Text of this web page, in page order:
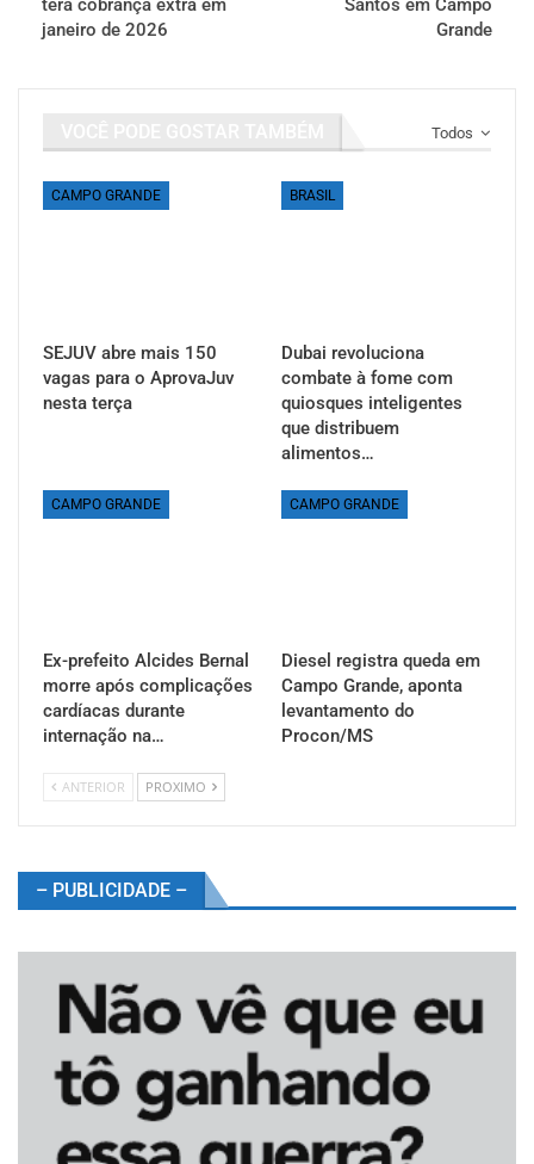
terá cobrança extra em
janeiro de 2026
Santos em Campo
Grande
Todos
CAMPO GRANDE
SEJUV abre mais 150
vagas para o AprovaJuv
nesta terça
BRASIL
Dubai revoluciona
combate à fome com
quiosques inteligentes
que distribuem
alimentos…
CAMPO GRANDE
Ex-prefeito Alcides Bernal
morre após complicações
cardíacas durante
internação na…
CAMPO GRANDE
Diesel registra queda em
Campo Grande, aponta
levantamento do
Procon/MS
ANTERIOR PROXIMO
– PUBLICIDADE –